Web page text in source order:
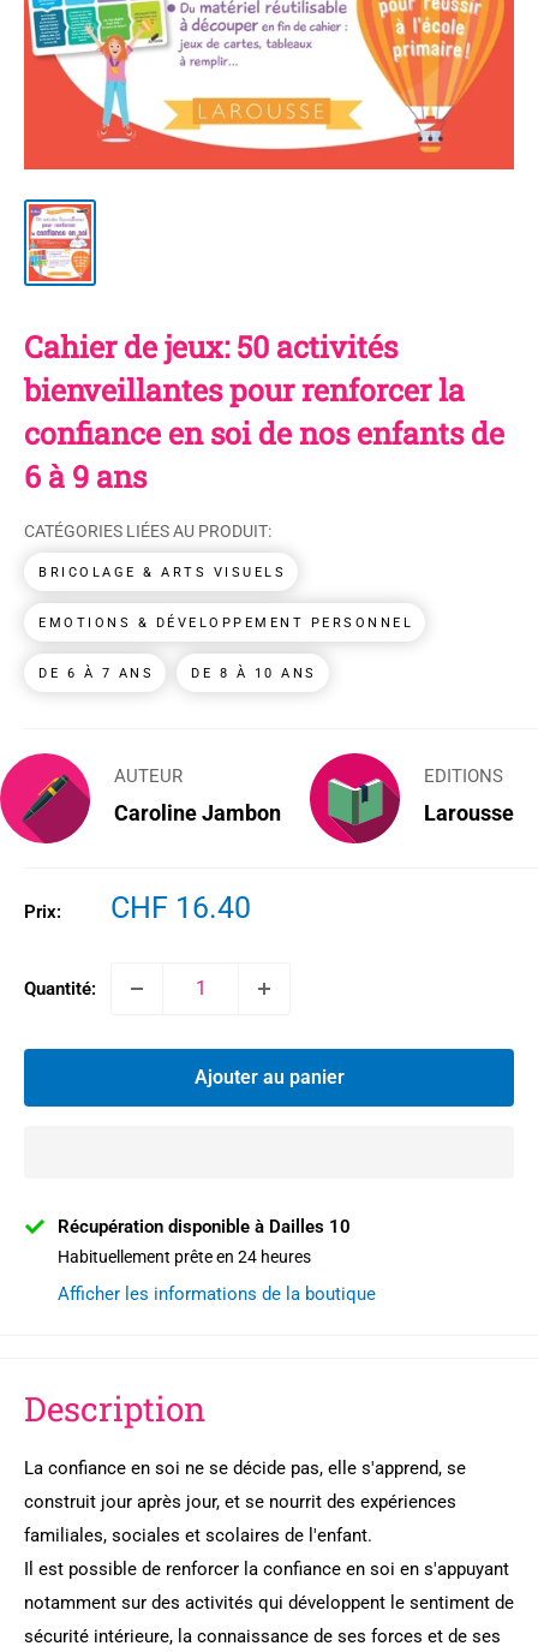
Cahier de jeux: 50 activités
bienveillantes pour renforcer la
confiance en soi de nos enfants de
6 à 9 ans
CATÉGORIES LIÉES AU PRODUIT:
BRICOLAGE & ARTS VISUELS
EMOTIONS & DÉVELOPPEMENT PERSONNEL
DE 6 À 7 ANS DE 8 À 10 ANS
AUTEUR
Caroline Jambon
EDITIONS
Larousse
Prix:
Prix
CHF 16.40
Quantité:
Ajouter au panier
Récupération disponible à Dailles 10
Habituellement prête en 24 heures
Afficher les informations de la boutique
Description
La confiance en soi ne se décide pas, elle s'apprend, se
construit jour après jour, et se nourrit des expériences
familiales, sociales et scolaires de l'enfant.
Il est possible de renforcer la confiance en soi en s'appuyant
notamment sur des activités qui développent le sentiment de
sécurité intérieure, la connaissance de ses forces et de ses